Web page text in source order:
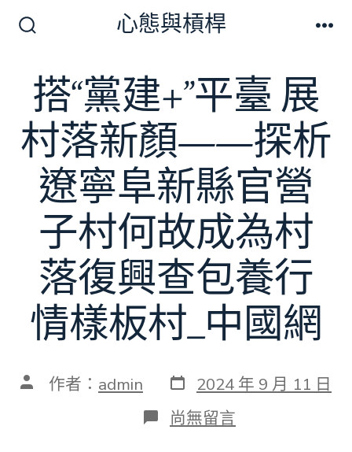
切
換
開
關
心態與槓桿
搭“黨建+”平臺 展
村落新顏——探析
遼寧阜新縣官營
子村何故成為村
落復興查包養行
情樣板村_中國網
文 作者： admin 發
表
日
期
2024 年 9 月 11 日
在
〈搭
尚無留言